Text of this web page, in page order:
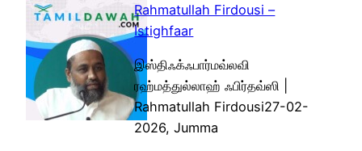
Rahmatullah Firdousi –
Istighfaar
இஸ்திஃக்ஃபார்மவ்லவி
ரஹ்மத்துல்லாஹ் ஃபிர்தவ்ஸி |
Rahmatullah Firdousi27-02-
2026, Jumma